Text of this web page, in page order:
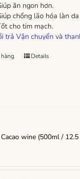
ăn ngon hơn.
chống lão hóa làn
cho tim mạch.
trả Vận chuyển và
Details
wine (500ml / 12.5